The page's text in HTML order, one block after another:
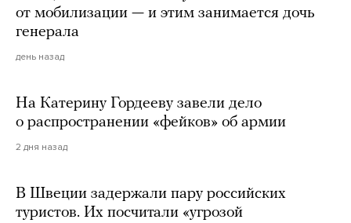
от мобилизации — и этим занимается дочь
генерала
день назад
На Катерину Гордееву завели дело
о распространении «фейков» об армии
2 дня назад
В Швеции задержали пару российских
туристов. Их посчитали «угрозой